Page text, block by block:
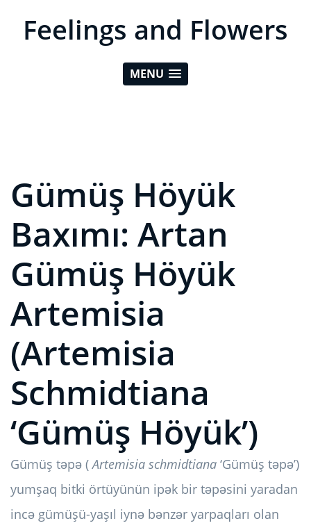
Feelings and Flowers
MENU
Gümüş Höyük
Baxımı: Artan
Gümüş Höyük
Artemisia
(Artemisia
Schmidtiana
‘Gümüş Höyük’)
Gümüş təpə (Artemisia schmidtiana ‘Gümüş təpə’)
yumşaq bitki örtüyünün ipək bir təpəsini yaradan
incə gümüşü-yaşıl iynə bənzər yarpaqları olan